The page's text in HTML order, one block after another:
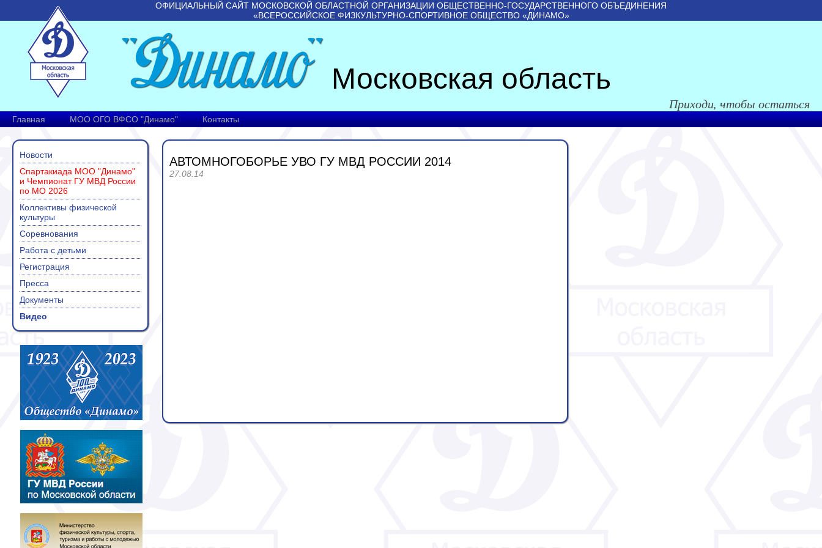
ОФИЦИАЛЬНЫЙ САЙТ МОСКОВСКОЙ ОБЛАСТНОЙ ОРГАНИЗАЦИИ ОБЩЕСТВЕННО-ГОСУДАРСТВЕННОГО ОБЪЕДИНЕНИЯ
«ВСЕРОССИЙСКОЕ ФИЗКУЛЬТУРНО-СПОРТИВНОЕ ОБЩЕСТВО «ДИНАМО»
Московская область
Приходи, чтобы остаться
Главная МОО ОГО ВФСО "Динамо" Контакты
Новости
Спартакиада МОО "Динамо"
и Чемпионат ГУ МВД России
по МО 2026
Коллективы физической
культуры
Соревнования
Работа с детьми
Регистрация
Пресса
Документы
Видео
АВТОМНОГОБОРЬЕ УВО ГУ МВД РОССИИ 2014
27.08.14